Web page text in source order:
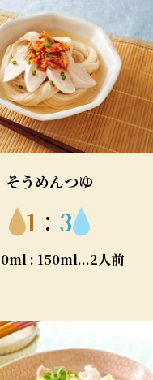
そうめんつゆ
1 ： 3
: 150ml...2人前